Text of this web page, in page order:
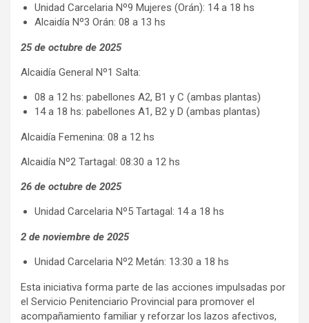
Unidad Carcelaria Nº9 Mujeres (Orán): 14 a 18 hs
Alcaidía Nº3 Orán: 08 a 13 hs
25 de octubre de 2025
Alcaidía General Nº1 Salta:
08 a 12 hs: pabellones A2, B1 y C (ambas plantas)
14 a 18 hs: pabellones A1, B2 y D (ambas plantas)
Alcaidía Femenina: 08 a 12 hs
Alcaidía Nº2 Tartagal: 08:30 a 12 hs
26 de octubre de 2025
Unidad Carcelaria Nº5 Tartagal: 14 a 18 hs
2 de noviembre de 2025
Unidad Carcelaria Nº2 Metán: 13:30 a 18 hs
Esta iniciativa forma parte de las acciones impulsadas por
el Servicio Penitenciario Provincial para promover el
acompañamiento familiar y reforzar los lazos afectivos,